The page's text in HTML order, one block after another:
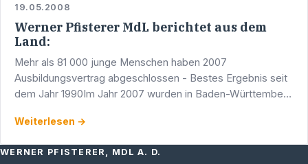
19.05.2008
Werner Pfisterer MdL berichtet aus dem
Land:
Mehr als 81 000 junge Menschen haben 2007
Ausbildungsvertrag abgeschlossen - Bestes Ergebnis seit
dem Jahr 1990Im Jahr 2007 wurden in Baden-Württemberg
Landesamtes knapp 81 …
Weiterlesen →
WERNER PFISTERER, MDL A. D.